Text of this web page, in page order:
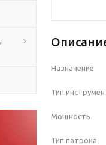
Назначение
Тип
Мощность
Тип патрона